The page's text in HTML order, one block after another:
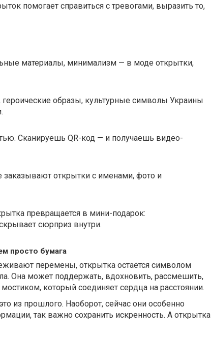
помогает справиться с тревогами, выразить то,
материалы, минимализм — в моде открытки,
образы, культурные символы Украины
Сканируешь QR-код — и получаешь видео-
открытки с именами, фото и
превращается в мини-подарок:
сюрприз внутри.
просто бумага
перемены, открытка остаётся символом
Она может поддержать, вдохновить, рассмешить,
который соединяет сердца на расстоянии.
из прошлого. Наоборот, сейчас они особенно
так важно сохранить искренность. А открытка